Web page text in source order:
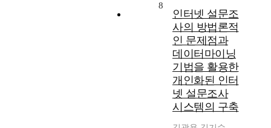
8
인터넷 설문조
사의 방법론적
인 문제점과
데이터마이닝
기법을 활용한
개인화된 인터
넷 설문조사
시스템의 구축